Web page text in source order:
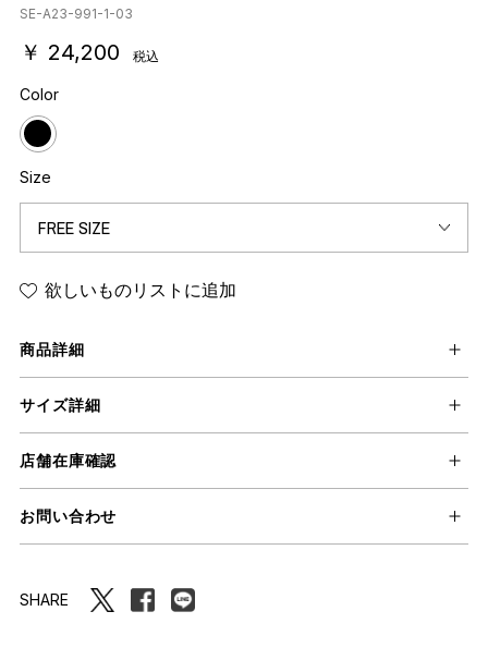
SE-A23-991-1-03
￥ 24,200 税込
Color
Size
欲しいものリストに追加
商品詳細
サイズ詳細
店舗在庫確認
お問い合わせ
SHARE